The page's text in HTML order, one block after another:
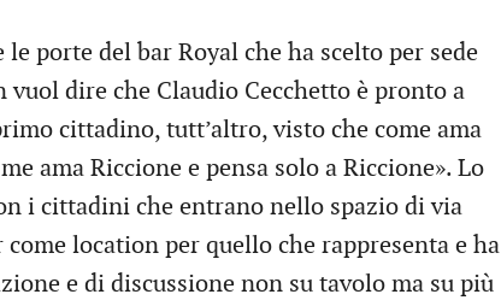
le porte del bar Royal che ha scelto per sede
dire che Claudio Cecchetto è pronto a
cittadino, tutt’altro, visto che come ama
ama Riccione e pensa solo a Riccione». Lo
i cittadini che entrano nello spazio di via
location per quello che rappresenta e ha
e di discussione non su tavolo ma su più